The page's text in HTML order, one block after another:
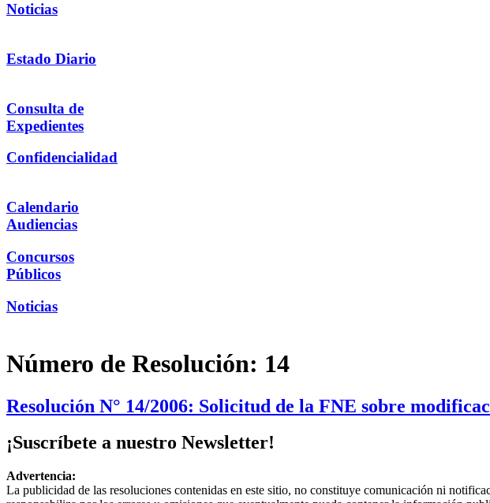
Noticias
Estado Diario
Consulta de
Expedientes
Confidencialidad
Calendario
Audiencias
Concursos
Públicos
Noticias
Número de Resolución: 14
Resolución N° 14/2006: Solicitud de la FNE sobre
¡Suscríbete a nuestro Newsletter!
Advertencia:
La publicidad de las resoluciones contenidas en este sitio, no constituye comunicación ni